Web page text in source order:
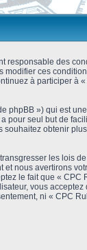
responsable des
ces
à participer à
phpBB ») qui est
pour seul but de
obtenir
les lois
nous avertirons
le fait que « CPC
vous
ni « CPC